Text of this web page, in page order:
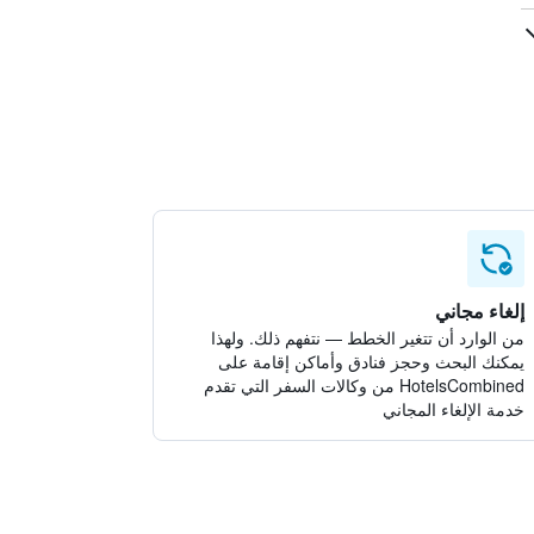
إلغاء مجاني
من الوارد أن تتغير الخطط — نتفهم ذلك. ولهذا
يمكنك البحث وحجز فنادق وأماكن إقامة على
HotelsCombined من وكالات السفر التي تقدم
خدمة الإلغاء المجاني